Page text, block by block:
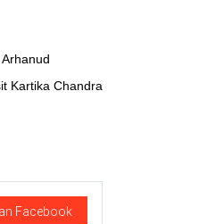
Kartika Chandra
Facebook